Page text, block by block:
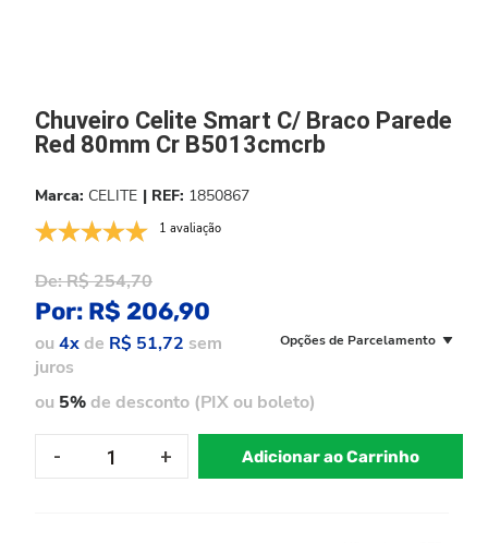
Chuveiro Celite Smart C/ Braco Parede
Red 80mm Cr B5013cmcrb
CELITE 1850867
1 avaliação
De:R$ 254,70
Por: R$ 206,90
ou 4xde R$ 51,72 sem
juros
Opções de Parcelamento
ou 5%de desconto (PIX ou boleto)
Adicionar ao Carrinho